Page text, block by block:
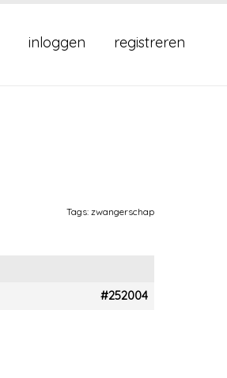
inloggen registreren
Tags: zwangerschap
#252004